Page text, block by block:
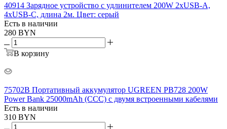
40914 Зарядное устройство с удлинителем 200W 2xUSB-A,
4xUSB-C, длина 2м. Цвет: серый
Есть в наличии
280 BYN
В корзину
75702B Портативный аккумулятор UGREEN PB728 200W
Power Bank 25000mAh (CCC) с двумя встроенными кабелями
Есть в наличии
310 BYN